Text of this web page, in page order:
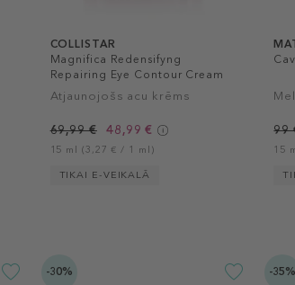
COLLISTAR
Magnifica Redensifyng
Repairing Eye Contour Cream
Atjaunojošs acu krēms
69,99 € 48,99 €
15 ml (3,27 € / 1 ml)
TIKAI E-VEIKALĀ
99
15
-30% -35%